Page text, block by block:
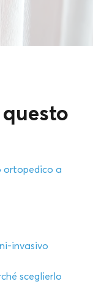
ortopedico a
invasivo
sceglierlo